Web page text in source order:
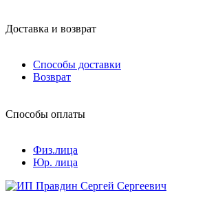
Доставка и возврат
Способы доставки
Возврат
Способы оплаты
Физ.лица
Юр. лица